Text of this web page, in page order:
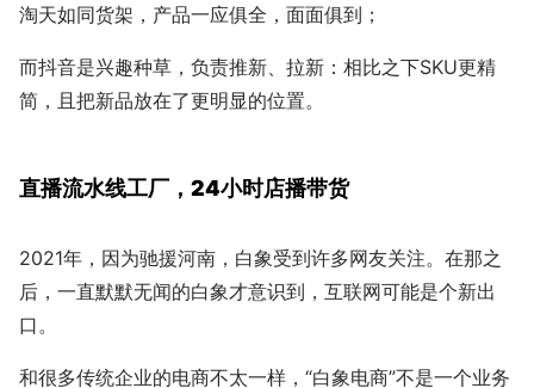
淘天如同货架，产品一应俱全，面面俱到；
而抖音是兴趣种草，负责推新、拉新：相比之下SKU更精
简，且把新品放在了更明显的位置。
直播流水线工厂，24小时店播带货
2021年，因为驰援河南，白象受到许多网友关注。在那之
后，一直默默无闻的白象才意识到，互联网可能是个新出
口。
和很多传统企业的电商不太一样，“白象电商”不是一个业务